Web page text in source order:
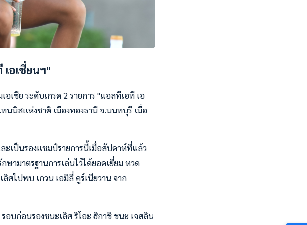
อเชี่ยนฯ"
เชีย ระดับเกรด 2 รายการ "แอลทีเอที เอ
นิสแห่งชาติ เมืองทองธานี จ.นนทบุรี เมื่อ
ะเป็นรองแชมป์รายการนี้เมื่อสัปดาห์ที่แล้ว
ษามาตรฐานการเล่นไว้ได้ยอดเยี่ยม หวด
ลิศไปพบ เกวน เอมิลี่ คูร์เนียวาน จาก
อบก่อนรองชนะเลิศ ริโอะ ฮิกาชิ ชนะ เจสลิน